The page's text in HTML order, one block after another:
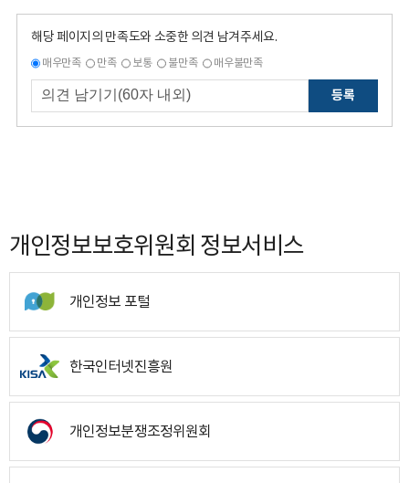
해당 페이지의 만족도와 소중한 의견 남겨주세요.
매우만족 만족 보통 불만족 매우불만족
등록
개인정보보호위원회 정보서비스
개인정보 포털
한국인터넷진흥원
개인정보분쟁조정위원회